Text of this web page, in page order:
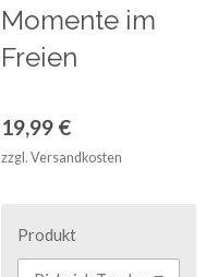
Momente im
Freien
19,99 €
zzgl. Versandkosten
Produkt